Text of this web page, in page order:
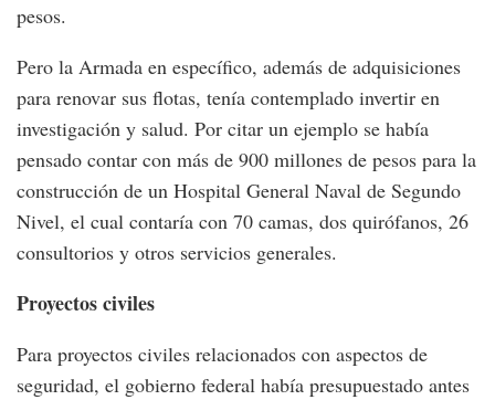
pesos.
Pero la Armada en específico, además de adquisiciones
para renovar sus flotas, tenía contemplado invertir en
investigación y salud. Por citar un ejemplo se había
pensado contar con más de 900 millones de pesos para la
construcción de un Hospital General Naval de Segundo
Nivel, el cual contaría con 70 camas, dos quirófanos, 26
consultorios y otros servicios generales.
Proyectos civiles
Para proyectos civiles relacionados con aspectos de
seguridad, el gobierno federal había presupuestado antes